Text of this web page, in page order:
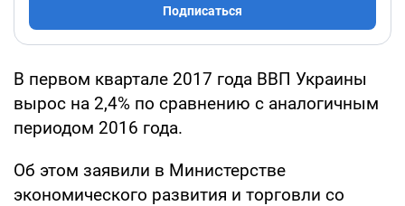
Подписаться
В первом квартале 2017 года ВВП Украины
вырос на 2,4% по сравнению с аналогичным
периодом 2016 года.
Об этом заявили в Министерстве
экономического развития и торговли со